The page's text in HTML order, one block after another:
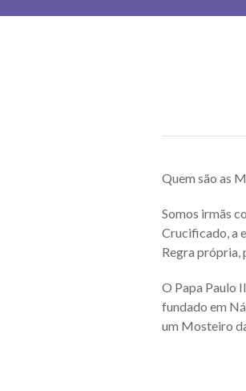
Quem são as
Somos irmãs
Crucificado, a
Regra própria,
O Papa Paulo
fundado em
um Mosteiro